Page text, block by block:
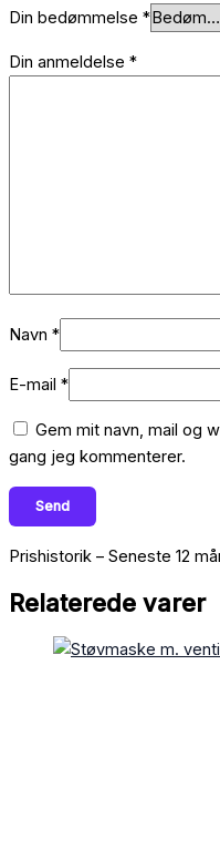
Din bedømmelse *
Din anmeldelse *
Navn *
E-mail *
Gem mit navn, mail og
gang jeg kommenterer.
Prishistorik – Seneste 12
Relaterede varer